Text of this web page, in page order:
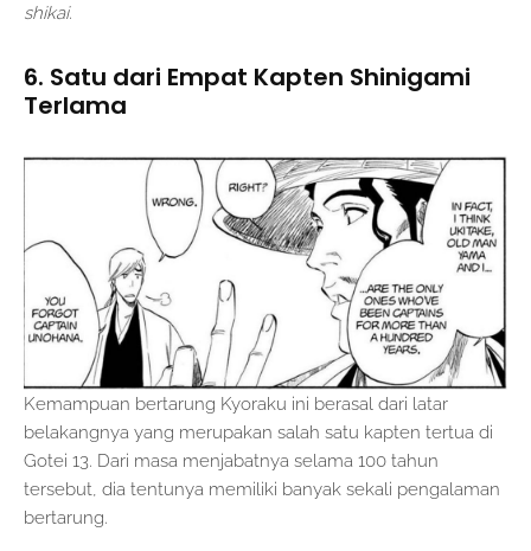
shikai.
6. Satu dari Empat Kapten Shinigami
Terlama
Kemampuan bertarung Kyoraku ini berasal dari latar
belakangnya yang merupakan salah satu kapten tertua di
Gotei 13. Dari masa menjabatnya selama 100 tahun
tersebut, dia tentunya memiliki banyak sekali pengalaman
bertarung.